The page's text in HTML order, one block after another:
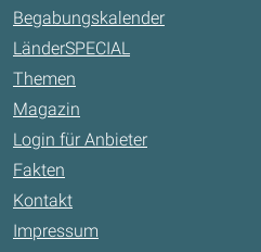
Begabungskalender
LänderSPECIAL
Themen
Magazin
Login für Anbieter
Fakten
Kontakt
Impressum